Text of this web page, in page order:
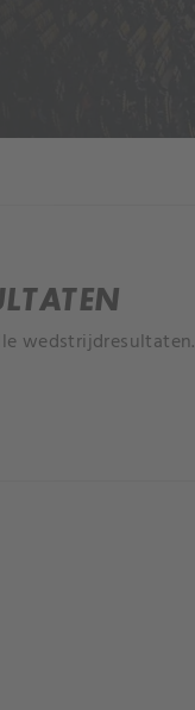
wedstrijdresultaten.